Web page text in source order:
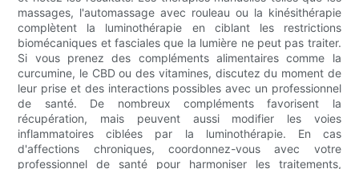
massages, l'automassage avec rouleau ou la kinésithérapie
complètent la luminothérapie en ciblant les restrictions
biomécaniques et fasciales que la lumière ne peut pas traiter.
Si vous prenez des compléments alimentaires comme la
curcumine, le CBD ou des vitamines, discutez du moment de
leur prise et des interactions possibles avec un professionnel
de santé. De nombreux compléments favorisent la
récupération, mais peuvent aussi modifier les voies
inflammatoires ciblées par la luminothérapie. En cas
d'affections chroniques, coordonnez-vous avec votre
professionnel de santé pour harmoniser les traitements,